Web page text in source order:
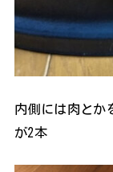
内側には肉とか
が2本